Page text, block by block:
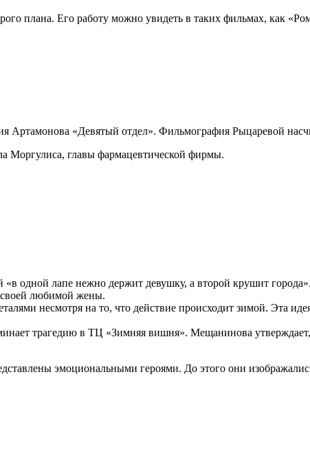
плана. Его работу можно увидеть в таких фильмах, как
Артамонова «Девятый отдел». Фильмография Рыцаревой
Моргулиса, главы фармацевтической фирмы.
одной лапе нежно держит девушку, а второй крушит
своей любимой жены.
несмотря на то, что действие происходит зимой. Эта
трагедию в ТЦ «Зимняя вишня». Мещанинова
эмоциональными героями. До этого они